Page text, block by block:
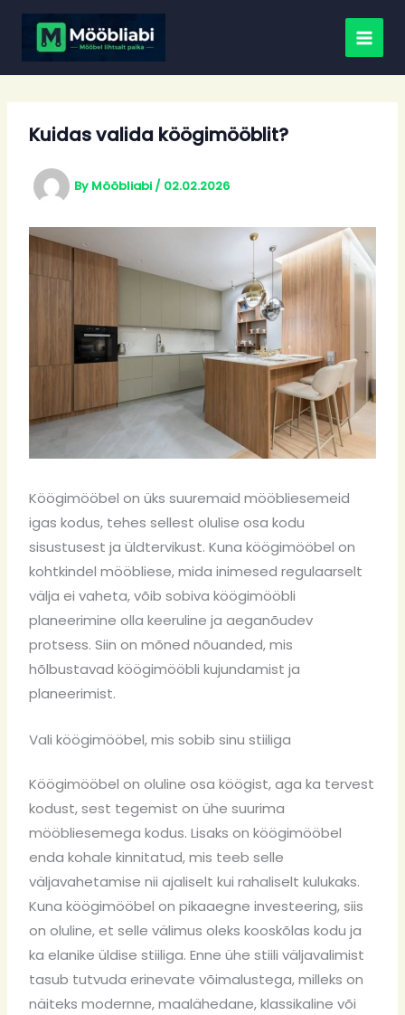
Skip
Kuidas valida köögimööblit?
By Mööbliabi / 02.02.2026
Köögimööbel on üks suuremaid mööbliesemeid
igas kodus, tehes sellest olulise osa kodu
sisustusest ja üldtervikust. Kuna köögimööbel on
kohtkindel mööbliese, mida inimesed regulaarselt
välja ei vaheta, võib sobiva köögimööbli
planeerimine olla keeruline ja aeganõudev
protsess. Siin on mõned nõuanded, mis
hõlbustavad köögimööbli kujundamist ja
planeerimist.
Vali köögimööbel, mis sobib sinu stiiliga
Köögimööbel on oluline osa köögist, aga ka tervest
kodust, sest tegemist on ühe suurima
mööbliesemega kodus. Lisaks on köögimööbel
enda kohale kinnitatud, mis teeb selle
väljavahetamise nii ajaliselt kui rahaliselt kulukaks.
Kuna köögimööbel on pikaaegne investeering, siis
on oluline, et selle välimus oleks kooskõlas kodu ja
ka elanike üldise stiiliga. Enne ühe stiili väljavalimist
tasub tutvuda erinevate võimalustega, milleks on
näiteks modernne, maalähedane, klassikaline või